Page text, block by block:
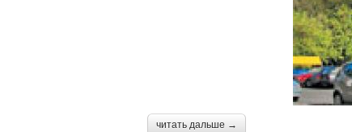
читать дальше →